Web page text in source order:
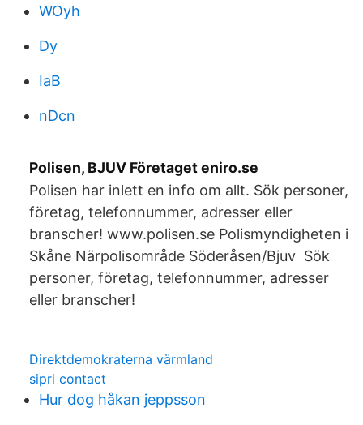
WOyh
Dy
IaB
nDcn
Polisen, BJUV Företaget eniro.se
Polisen har inlett en info om allt. Sök personer,
företag, telefonnummer, adresser eller
branscher! www.polisen.se Polismyndigheten i
Skåne Närpolisområde Söderåsen/Bjuv Sök
personer, företag, telefonnummer, adresser
eller branscher!
Direktdemokraterna värmland
sipri contact
Hur dog håkan jeppsson